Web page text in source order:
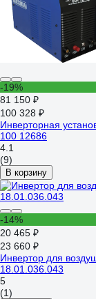
-19%
81 150 ₽
100 328 ₽
Инверторная
100 12686
4.1
(9)
В корзину
-14%
20 465 ₽
23 660 ₽
Инвертор для
18.01.036.043
5
(1)